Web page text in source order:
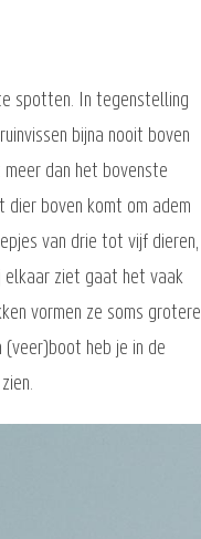
spotten. In tegenstelling
bijna nooit boven
dan het bovenste
dier boven komt om adem
van drie tot vijf dieren,
elkaar ziet gaat het vaak
vormen ze soms grotere
heb je in de